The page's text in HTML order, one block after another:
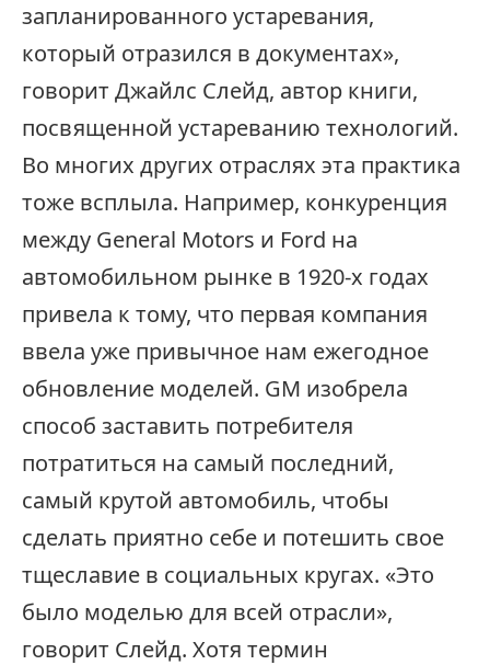
запланированного устаревания,
который отразился в документах»,
говорит Джайлс Слейд, автор книги,
посвященной устареванию технологий.
Во многих других отраслях эта практика
тоже всплыла. Например, конкуренция
между General Motors и Ford на
автомобильном рынке в 1920-х годах
привела к тому, что первая компания
ввела уже привычное нам ежегодное
обновление моделей. GM изобрела
способ заставить потребителя
потратиться на самый последний,
самый крутой автомобиль, чтобы
сделать приятно себе и потешить свое
тщеславие в социальных кругах. «Это
было моделью для всей отрасли»,
говорит Слейд. Хотя термин